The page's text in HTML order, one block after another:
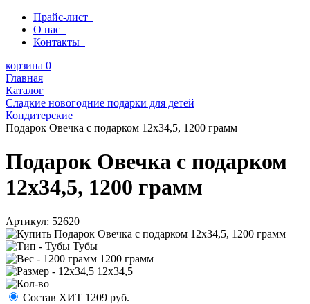
Прайс-лист
О нас
Контакты
корзина 0
Главная
Каталог
Сладкие новогодние подарки для детей
Кондитерские
Подарок Овечка с подарком 12х34,5, 1200 грамм
Подарок Овечка с подарком
12х34,5, 1200 грамм
Артикул: 52620
Тубы
1200 грамм
12х34,5
Состав ХИТ 1209 руб.